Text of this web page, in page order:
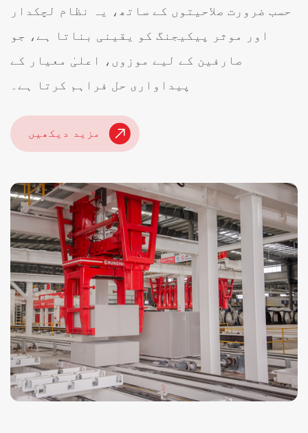
حسب ضرورت صلاحیتوں کے ساتھ، یہ نظام لچکدار
اور موثر پیکیجنگ کو یقینی بناتا ہے، جو
صارفین کے لیے موزوں، اعلیٰ معیار کے
پیداواری حل فراہم کرتا ہے۔
مزید دیکھیں